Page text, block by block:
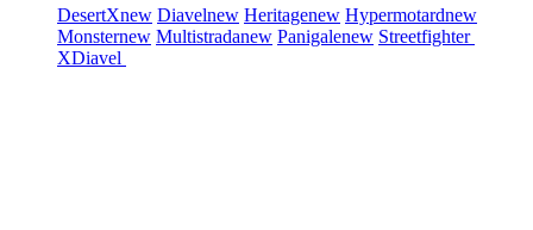
DesertXnew Diavelnew Heritagenew Hypermotardnew
Monsternew Multistradanew Panigalenew Streetfighter
XDiavel